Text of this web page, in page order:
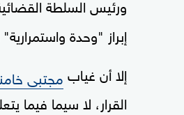
ورئيس السلطة
إبراز "وحدة واستمرارية"
إلا أن غياب مجتبى
القرار، لا سيما فيما